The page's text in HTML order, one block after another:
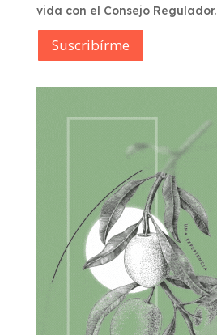
vida con el Consejo Regulador.
Suscribírme